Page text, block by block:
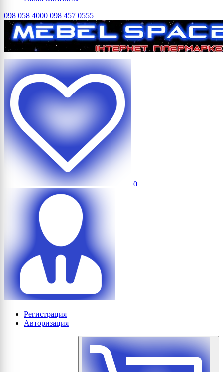
098 058 4000 098 457 0555
0
Регистрация
Авторизация